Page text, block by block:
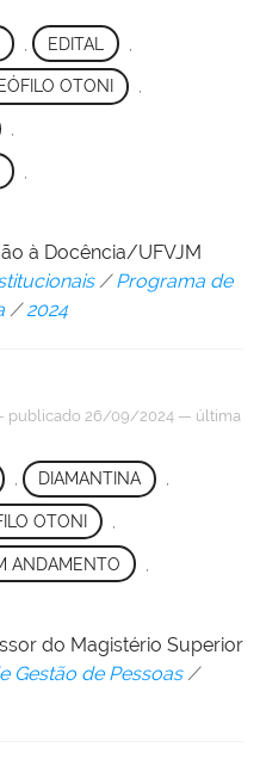
EDITAL
OTONI ,
à Docência/UFVJM
/Programa de
/2024
publicado 26/09/2024 — última
DIAMANTINA
OTONI
ANDAMENTO
do Magistério Superior
Gestão de Pessoas /